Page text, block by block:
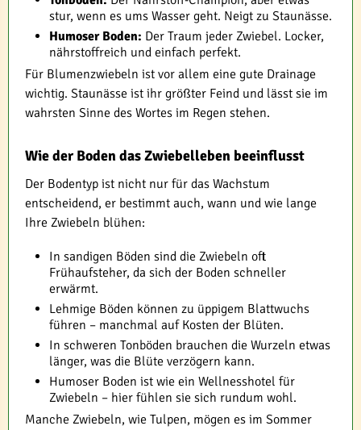
stur, wenn es ums Wasser geht. Neigt zu Staunässe.
Humoser Boden: Der Traum jeder Zwiebel. Locker,
nährstoffreich und einfach perfekt.
Für Blumenzwiebeln ist vor allem eine gute Drainage
wichtig. Staunässe ist ihr größter Feind und lässt sie im
wahrsten Sinne des Wortes im Regen stehen.
Wie der Boden das Zwiebelleben beeinflusst
Der Bodentyp ist nicht nur für das Wachstum
entscheidend, er bestimmt auch, wann und wie lange
Ihre Zwiebeln blühen:
In sandigen Böden sind die Zwiebeln oft
Frühaufsteher, da sich der Boden schneller
erwärmt.
Lehmige Böden können zu üppigem Blattwuchs
führen – manchmal auf Kosten der Blüten.
In schweren Tonböden brauchen die Wurzeln etwas
länger, was die Blüte verzögern kann.
Humoser Boden ist wie ein Wellnesshotel für
Zwiebeln – hier fühlen sie sich rundum wohl.
Manche Zwiebeln, wie Tulpen, mögen es im Sommer